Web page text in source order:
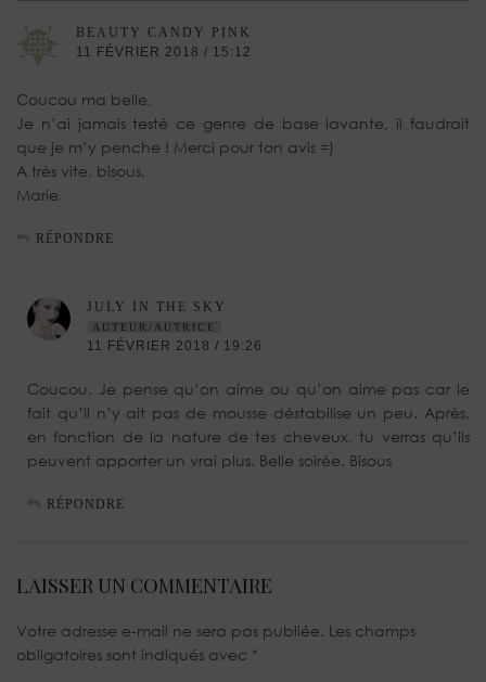
BEAUTY CANDY PINK
11 FÉVRIER 2018 / 15:12
Coucou ma belle,
Je n’ai jamais testé ce genre de base lavante, il faudrait
que je m’y penche ! Merci pour ton avis =)
A très vite, bisous,
Marie.
RÉPONDRE
JULY IN THE SKY
AUTEUR/AUTRICE
11 FÉVRIER 2018 / 19:26
Coucou. Je pense qu’on aime ou qu’on aime pas car le
fait qu’il n’y ait pas de mousse déstabilise un peu. Après,
en fonction de la nature de tes cheveux, tu verras qu’ils
peuvent apporter un vrai plus. Belle soirée. Bisous
RÉPONDRE
LAISSER UN COMMENTAIRE
Votre adresse e-mail ne sera pas publiée. Les champs
obligatoires sont indiqués avec *